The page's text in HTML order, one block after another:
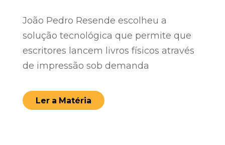
João Pedro Resende escolheu a
solução tecnológica que permite que
escritores lancem livros físicos através
de impressão sob demanda
Ler a Matéria